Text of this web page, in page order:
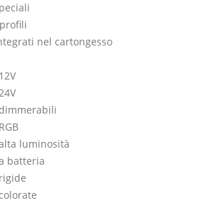
nel cartongesso
luminosità
batteria